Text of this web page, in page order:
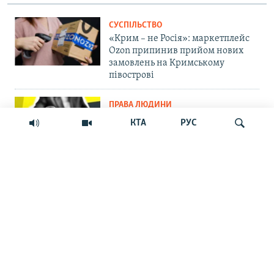
КТА РУС
СУСПІЛЬСТВО
«Крим – не Росія»: маркетплейс
Ozon припинив прийом нових
замовлень на Кримському
півострові
ПРАВА ЛЮДИНИ
Мить – і ти шпигун. Як у